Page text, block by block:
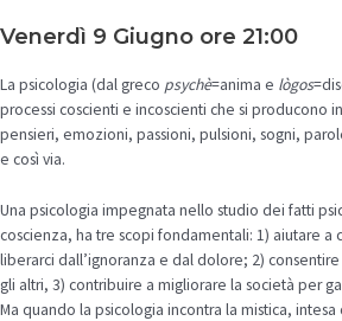
Venerdì 9 Giugno ore 21:00
La psicologia (dal greco psychè=anima e lògos
processi coscienti e incoscienti che si producono
pensieri, emozioni, passioni, pulsioni, sogni,
e così via.
Una psicologia impegnata nello studio dei fatti
coscienza, ha tre scopi fondamentali: 1) aiutare a
liberarci dall’ignoranza e dal dolore; 2)
gli altri, 3) contribuire a migliorare la società per
Ma quando la psicologia incontra la mistica,